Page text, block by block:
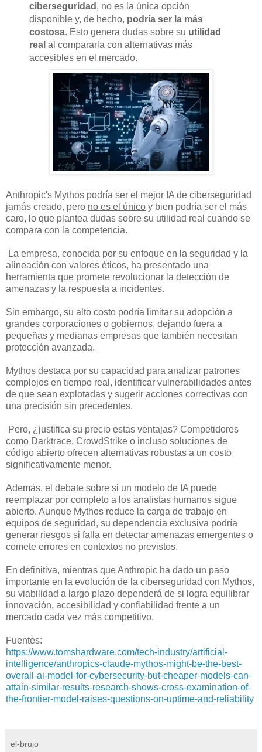
ciberseguridad , no es la única opción
disponible y, de hecho, podría ser la más
costosa. Esto genera dudas sobre su utilidad
real al compararla con alternativas más
accesibles en el mercado.
Anthropic's Mythos podría ser el mejor IA de ciberseguridad
jamás creado, pero no es el único y bien podría ser el más
caro, lo que plantea dudas sobre su utilidad real cuando se
compara con la competencia.
La empresa, conocida por su enfoque en la seguridad y la
alineación con valores éticos, ha presentado una
herramienta que promete revolucionar la detección de
amenazas y la respuesta a incidentes.
Sin embargo, su alto costo podría limitar su adopción a
grandes corporaciones o gobiernos, dejando fuera a
pequeñas y medianas empresas que también necesitan
protección avanzada.
Mythos destaca por su capacidad para analizar patrones
complejos en tiempo real, identificar vulnerabilidades antes
de que sean explotadas y sugerir acciones correctivas con
una precisión sin precedentes.
Pero, ¿justifica su precio estas ventajas? Competidores
como Darktrace, CrowdStrike o incluso soluciones de
código abierto ofrecen alternativas robustas a un costo
significativamente menor.
Además, el debate sobre si un modelo de IA puede
reemplazar por completo a los analistas humanos sigue
abierto. Aunque Mythos reduce la carga de trabajo en
equipos de seguridad, su dependencia exclusiva podría
generar riesgos si falla en detectar amenazas emergentes o
comete errores en contextos no previstos.
En definitiva, mientras que Anthropic ha dado un paso
importante en la evolución de la ciberseguridad con Mythos,
su viabilidad a largo plazo dependerá de si logra equilibrar
innovación, accesibilidad y confiabilidad frente a un
mercado cada vez más competitivo.
Fuentes:
https://www.tomshardware.com/tech-industry/artificial-
intelligence/anthropics-claude-mythos-might-be-the-best-
overall-ai-model-for-cybersecurity-but-cheaper-models-can-
attain-similar-results-research-shows-cross-examination-of-
the-frontier-model-raises-questions-on-uptime-and-reliability
el-brujo